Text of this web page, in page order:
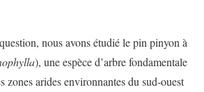
nous avons étudié le pin pinyon à
), une espèce d’arbre fondamentale
zones arides environnantes du sud-ouest